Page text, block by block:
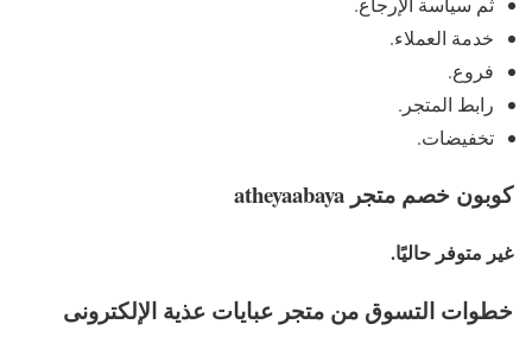
خدمة العملاء.
فروع.
رابط المتجر.
تخفيضات.
كوبون خصم متجر atheyaabaya
غير متوفر حاليًا.
خطوات التسوق من متجر عبايات عذية الإلكترونى